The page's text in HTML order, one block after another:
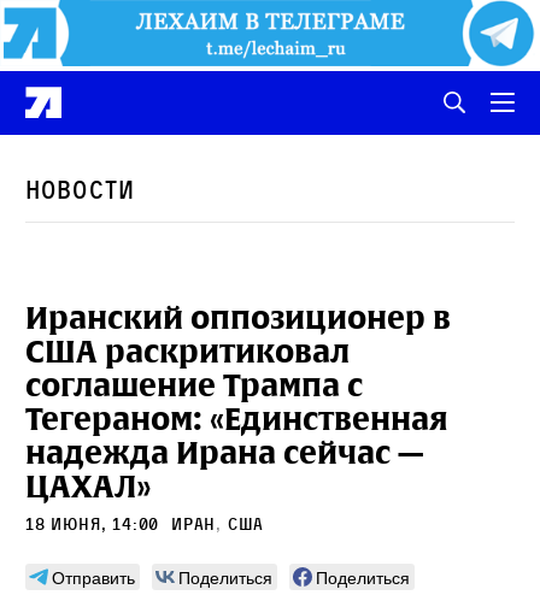
Новости
Иранский оппозиционер в
США раскритиковал
соглашение Трампа с
Тегераном: «Единственная
надежда Ирана сейчас —
ЦАХАЛ»
18 июня, 14:00 Иран, сша
Отправить Поделиться
Поделиться